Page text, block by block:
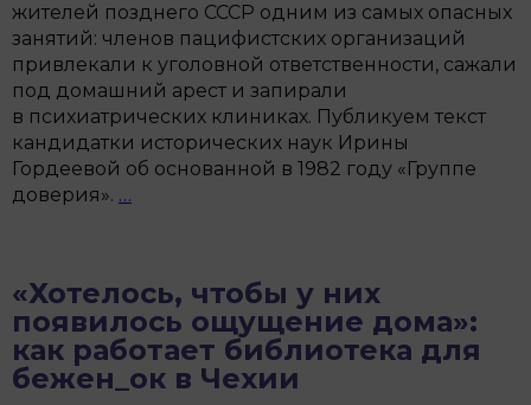
жителей позднего СССР одним из самых опасных
занятий: членов пацифистских организаций
привлекали к уголовной ответственности, сажали
под домашний арест и запирали
в психиатрических клиниках. Публикуем текст
кандидатки исторических наук Ирины
Гордеевой об основанной в 1982 году «Группе
доверия». …
движение
в
СССР
«Хотелось, чтобы у них
появилось ощущение дома»:
как работает библиотека для
бежен_ок в Чехии